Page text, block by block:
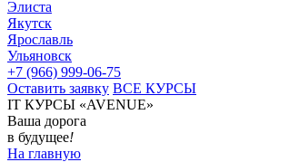
Элиста
Якутск
Ярославль
Ульяновск
+7 (966) 999-06-75
Оставить заявку ВСЕ КУРСЫ
IT КУРСЫ «AVENUE»
Ваша дорога
в будущее!
На главную